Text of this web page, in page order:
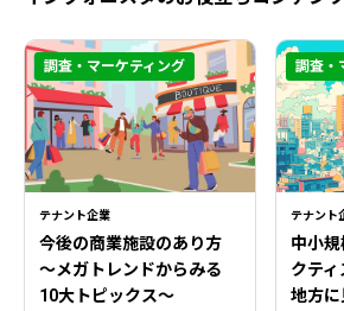
テナント企業
今後の商業施設のあり方
〜メガトレンドからみる
10大トピックス〜
調査・マーケティング
テナント
中小
クティ
地方
調査・